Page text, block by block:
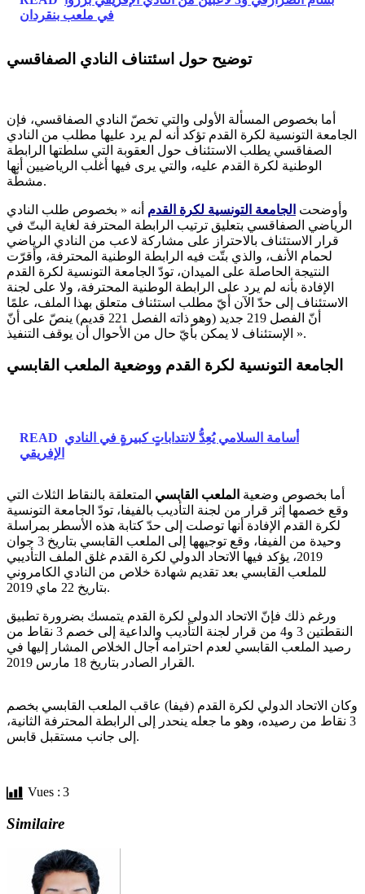
في ملعب بنقردان
توضيح حول اسئتناف النادي الصفاقسي
أما بخصوص المسألة الأولى والتي تخصّ النادي الصفاقسي، فإن
الجامعة التونسية لكرة القدم تؤكد أنه لم يرد عليها مطلب من النادي
الصفاقسي يطلب الاستئناف حول العقوبة التي سلطتها الرابطة
الوطنية لكرة القدم عليه، والتي يرى فيها أغلب الرياضيين أنها
مشطّة.
وأوضحت الجامعة التونسية لكرة القدم أنه « بخصوص طلب النادي
الرياضي الصفاقسي بتعليق ترتيب الرابطة المحترفة لغاية البتّ في
قرار الاستئناف بالاحتراز على مشاركة لاعب من النادي الرياضي
لحمام الأنف، والذي بتّت فيه الرابطة الوطنية المحترفة، وأقرّت
النتيجة الحاصلة على الميدان، تودّ الجامعة التونسية لكرة القدم
الإفادة بأنه لم يرد على الرابطة الوطنية المحترفة، ولا على لجنة
الاستئناف إلى حدّ الآن أيّ مطلب استئناف متعلق بهذا الملف، علمًا
أنّ الفصل 219 جديد (وهو ذاته الفصل 221 قديم) ينصّ على أنّ
الإستئناف لا يمكن بأيّ حال من الأحوال أن يوقف التنفيذ ».
الجامعة التونسية لكرة القدم ووضعية الملعب القابسي
READ أسامة السلامي يُعِدُّ لانتداباتٍ كبيرةٍ في النادي
الإفريقي
أما بخصوص وضعية الملعب القابسي المتعلقة بالنقاط الثلاث التي
وقع خصمها إثر قرار من لجنة التأديب بالفيفا، تودّ الجامعة التونسية
لكرة القدم الإفادة أنها توصلت إلى حدّ كتابة هذه الأسطر بمراسلة
وحيدة من الفيفا، وقع توجيهها إلى الملعب القابسي بتاريخ 3 جوان
2019، يؤكد فيها الاتحاد الدولي لكرة القدم غلق الملف التأديبي
للملعب القابسي بعد تقديم شهادة خلاص من النادي الكامروني
بتاريخ 22 ماي 2019.
ورغم ذلك فإنّ الاتحاد الدولي لكرة القدم يتمسك بضرورة تطبيق
النقطتين 3 و4 من قرار لجنة التأديب والداعية إلى خصم 3 نقاط من
رصيد الملعب القابسي لعدم احترامه آجال الخلاص المشار إليها في
القرار الصادر بتاريخ 18 مارس 2019.
وكان الاتحاد الدولي لكرة القدم (فيفا) عاقب الملعب القابسي بخصم
3 نقاط من رصيده، وهو ما جعله ينحدر إلى الرابطة المحترفة الثانية،
إلى جانب مستقبل قابس.
Vues : 3
Similaire